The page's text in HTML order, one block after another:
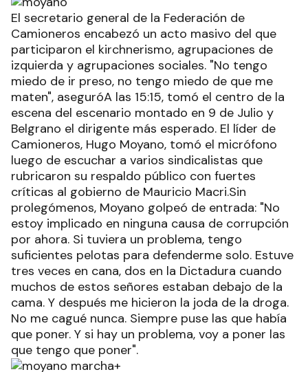
El secretario general de la Federación de
Camioneros encabezó un acto masivo del que
participaron el kirchnerismo, agrupaciones de
izquierda y agrupaciones sociales. "No tengo
miedo de ir preso, no tengo miedo de que me
maten", aseguróA las 15:15, tomó el centro de la
escena del escenario montado en 9 de Julio y
Belgrano el dirigente más esperado. El líder de
Camioneros, Hugo Moyano, tomó el micrófono
luego de escuchar a varios sindicalistas que
rubricaron su respaldo público con fuertes
críticas al gobierno de Mauricio Macri.Sin
prolegómenos, Moyano golpeó de entrada: "No
estoy implicado en ninguna causa de corrupción
por ahora. Si tuviera un problema, tengo
suficientes pelotas para defenderme solo. Estuve
tres veces en cana, dos en la Dictadura cuando
muchos de estos señores estaban debajo de la
cama. Y después me hicieron la joda de la droga.
No me cagué nunca. Siempre puse las que había
que poner. Y si hay un problema, voy a poner las
que tengo que poner".